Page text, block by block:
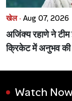
खेल · Aug 07, 2026
अजिंक्य रहाणे ने
क्रिकेट में अनुभव की
Watch